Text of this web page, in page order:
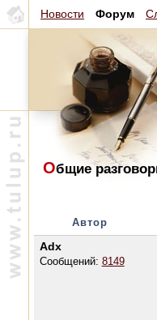
Новости Форум
Общие
Автор
Adx
Сообщений: 8149